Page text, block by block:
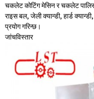
चकलेट कोटिंग मेसिन र चकलेट
राइस बल, जेली क्यान्डी, हार्ड
प्रयोग गरिन्छ।
जांचविस्तार